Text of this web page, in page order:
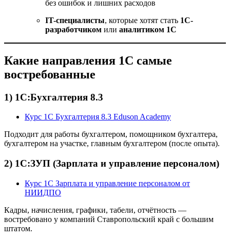
без ошибок и лишних расходов
IT-специалисты, которые хотят стать 1С-
разработчиком или аналитиком 1С
Какие направления 1С самые
востребованные
1) 1С:Бухгалтерия 8.3
Курс 1С Бухгалтерия 8.3 Eduson Academy
Подходит для работы бухгалтером, помощником бухгалтера,
бухгалтером на участке, главным бухгалтером (после опыта).
2) 1С:ЗУП (Зарплата и управление персоналом)
Курс 1С Зарплата и управление персоналом от
НИИДПО
Кадры, начисления, графики, табели, отчётность —
востребовано у компаний Ставропольский край с большим
штатом.